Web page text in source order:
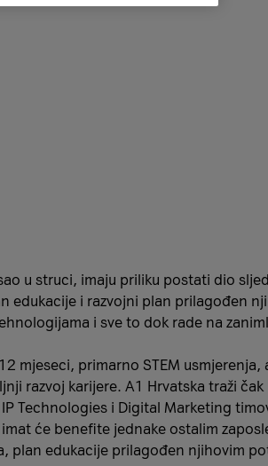
u struci, imaju priliku postati dio
edukacije i razvojni plan prilagođen
i sve to dok rade na
mjeseci, primarno STEM usmjerenja,
razvoj karijere. A1 Hrvatska traži
Technologies i Digital Marketing
će benefite jednake ostalim
plan edukacije prilagođen njihovim